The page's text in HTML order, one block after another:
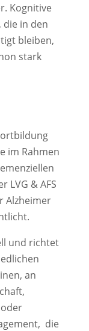
Kognitive
die in den
bleiben,
stark
im Rahmen
LVG & AFS
Alzheimer
und richtet
an
die